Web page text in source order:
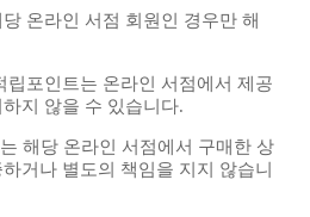
온라인 서점 회원인 경우만 해
립포인트는 온라인 서점에서 제공
지 않을 수 있습니다.
해당 온라인 서점에서 구매한 상
거나 별도의 책임을 지지 않습니